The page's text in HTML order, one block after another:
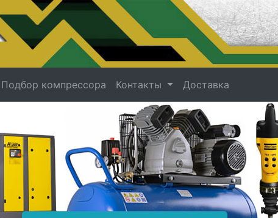
Подбор компрессора Контакты Доставка